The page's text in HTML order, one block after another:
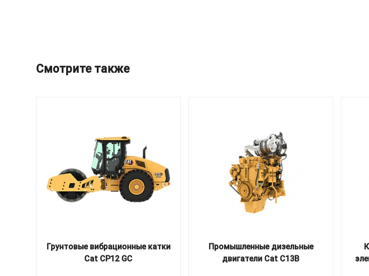
Смотрите также
Грунтовые вибрационные катки
Cat CP12 GC
Промышленные дизельные
двигатели Cat C13B